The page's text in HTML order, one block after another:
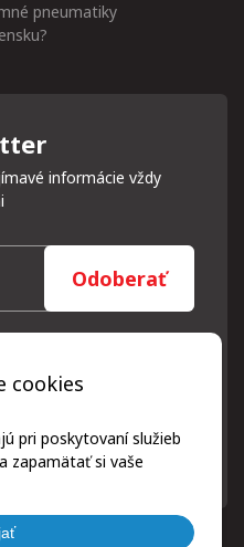
cookies
pri poskytovaní služieb
zapamätať si vaše
pneumatiky
informácie vždy
Odoberať
spracovávať len za týmto
a zásadami ochrany
kliknutím na odkaz, ktorý
na odkaz z ktoréhokoľvek